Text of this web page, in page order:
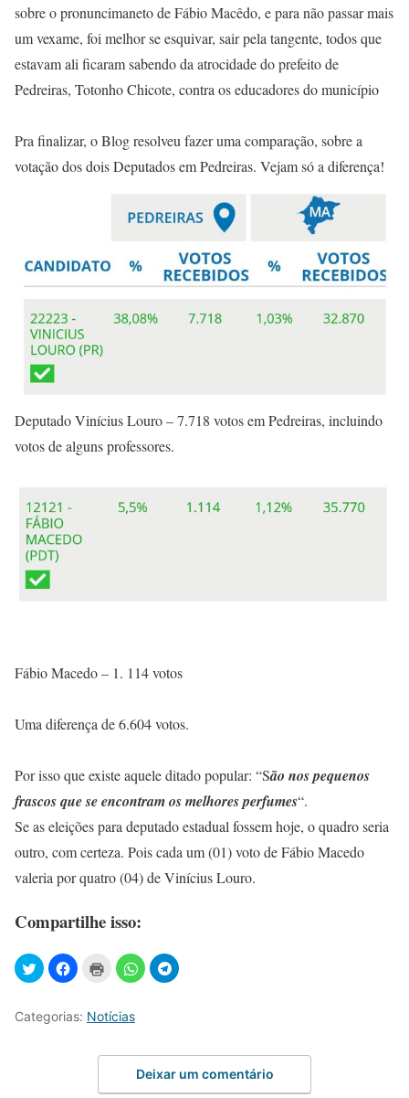
sobre o pronuncimaneto de Fábio Macêdo, e para não passar mais
um vexame, foi melhor se esquivar, sair pela tangente, todos que
estavam ali ficaram sabendo da atrocidade do prefeito de
Pedreiras, Totonho Chicote, contra os educadores do município
Pra finalizar, o Blog resolveu fazer uma comparação, sobre a
votação dos dois Deputados em Pedreiras. Vejam só a diferença!
Deputado Vinícius Louro – 7.718 votos em Pedreiras, incluindo
votos de alguns professores.
Fábio Macedo – 1. 114 votos
Uma diferença de 6.604 votos.
Por isso que existe aquele ditado popular: “São nos pequenos
frascos que se encontram os melhores perfumes“.
Se as eleições para deputado estadual fossem hoje, o quadro seria
outro, com certeza. Pois cada um (01) voto de Fábio Macedo
valeria por quatro (04) de Vinícius Louro.
Compartilhe isso:
Categorias: Notícias
Deixar um comentário